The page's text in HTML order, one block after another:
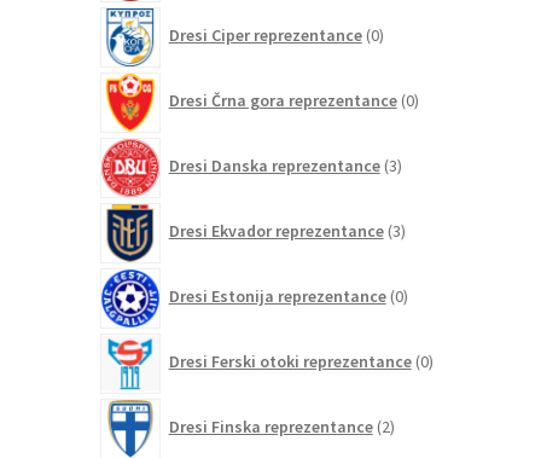
Dresi Ciper reprezentance 0izdelkov
Dresi Črna gora reprezentance 0izdelkov
Dresi Danska reprezentance 3izdelki
Dresi Ekvador reprezentance 3izdelki
Dresi Estonija reprezentance 0izdelkov
Dresi Ferski otoki reprezentance 0izdelkov
Dresi Finska reprezentance 2izdelka